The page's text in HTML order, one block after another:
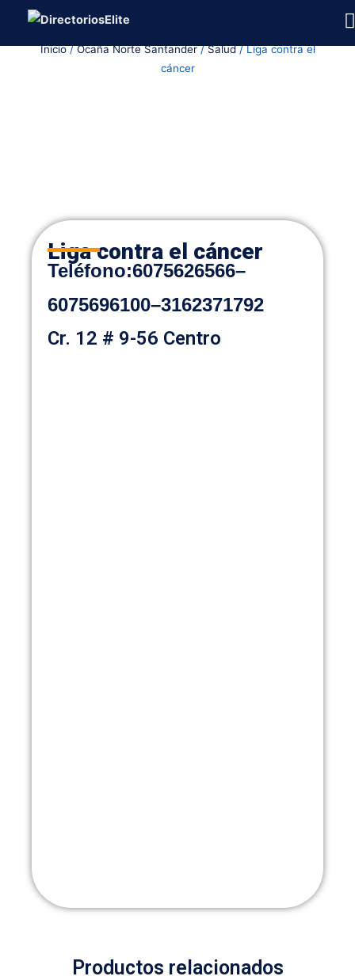
contenidoInicio/Ocaña Norte Santander/Salud/ Liga contra el
cáncer
Liga contra el cáncer
Teléfono:6075626566–
6075696100–3162371792
Cr. 12 # 9-56 Centro
Productos relacionados